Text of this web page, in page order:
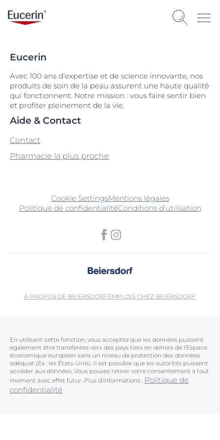
Eucerin
Avec 100 ans d'expertise et de science innovante, nos
produits de soin de la peau assurent une haute qualité
qui fonctionnent. Notre mission : vous faire sentir bien
et profiter pleinement de la vie.
Aide & Contact
Contact
Pharmacie la plus proche
Cookie SettingsMentions légales
Politique de confidentialitéConditions d’utilisation
À PROPOS DE BEIERSDORFEMPLOIS CHEZ BEIERSDORF
En utilisant cette fonction, vous acceptez que les données puissent
également être transférées vers des pays tiers en dehors de l'Espace
économique européen sans un niveau de protection des données
adéquat (Ex : les États-Unis). Il est possible que les autorités puissent
accéder aux données. Vous pouvez retirer votre consentement à tout
moment avec effet futur. Plus d'informations : Politique de
confidentialité